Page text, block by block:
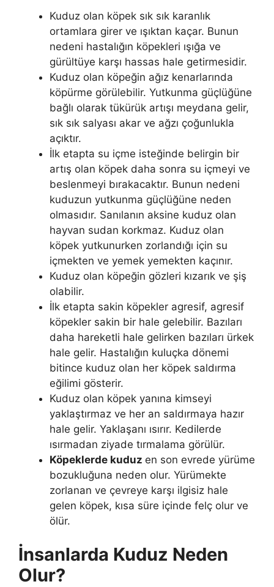
Kuduz olan köpek sık sık karanlık
ortamlara girer ve ışıktan kaçar. Bunun
nedeni hastalığın köpekleri ışığa ve
gürültüye karşı hassas hale getirmesidir.
Kuduz olan köpeğin ağız kenarlarında
köpürme görülebilir. Yutkunma güçlüğüne
bağlı olarak tükürük artışı meydana gelir,
sık sık salyası akar ve ağzı çoğunlukla
açıktır.
İlk etapta su içme isteğinde belirgin bir
artış olan köpek daha sonra su içmeyi ve
beslenmeyi bırakacaktır. Bunun nedeni
kuduzun yutkunma güçlüğüne neden
olmasıdır. Sanılanın aksine kuduz olan
hayvan sudan korkmaz. Kuduz olan
köpek yutkunurken zorlandığı için su
içmekten ve yemek yemekten kaçınır.
Kuduz olan köpeğin gözleri kızarık ve şiş
olabilir.
İlk etapta sakin köpekler agresif, agresif
köpekler sakin bir hale gelebilir. Bazıları
daha hareketli hale gelirken bazıları ürkek
hale gelir. Hastalığın kuluçka dönemi
bitince kuduz olan her köpek saldırma
eğilimi gösterir.
Kuduz olan köpek yanına kimseyi
yaklaştırmaz ve her an saldırmaya hazır
hale gelir. Yaklaşanı ısırır. Kedilerde
ısırmadan ziyade tırmalama görülür.
Köpeklerde kuduz en son evrede yürüme
bozukluğuna neden olur. Yürümekte
zorlanan ve çevreye karşı ilgisiz hale
gelen köpek, kısa süre içinde felç olur ve
ölür.
İnsanlarda Kuduz Neden
Olur?